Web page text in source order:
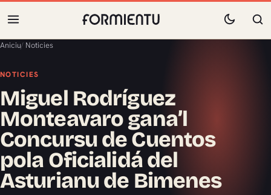
Aniciu/ Noticies
NOTICIES
Miguel Rodríguez
Monteavaro gana’l
Concursu de Cuentos
pola Oficialidá del
Asturianu de Bimenes